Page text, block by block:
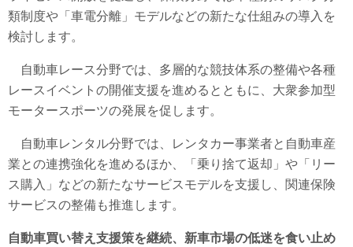
類制度や「車電分離」モデルなどの新たな仕組みの導入を
検討します。
自動車レース分野では、多層的な競技体系の整備や各種
レースイベントの開催支援を進めるとともに、大衆参加型
モータースポーツの発展を促します。
自動車レンタル分野では、レンタカー事業者と自動車産
業との連携強化を進めるほか、「乗り捨て返却」や「リー
ス購入」などの新たなサービスモデルを支援し、関連保険
サービスの整備も推進します。
自動車買い替え支援策を継続、新車市場の低迷を食い止め